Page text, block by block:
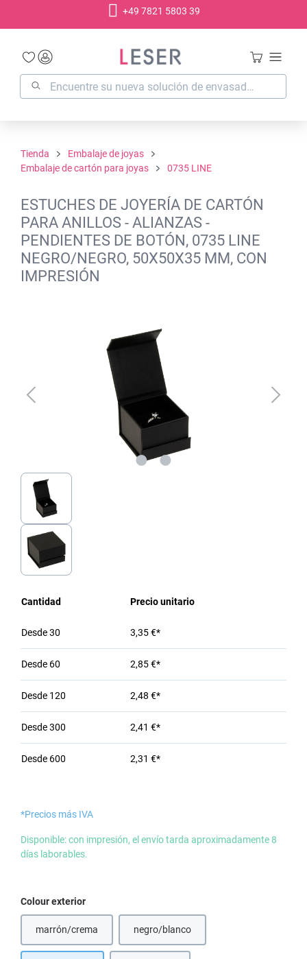
+49 7821 5803 39
Tienda
Embalaje de joyas
Embalaje de cartón para joyas
0735 LINE
ESTUCHES DE JOYERÍA DE CARTÓN
PARA ANILLOS - ALIANZAS -
PENDIENTES DE BOTÓN, 0735 LINE
NEGRO/NEGRO, 50X50X35 MM, CON
IMPRESIÓN
Cantidad Precio unitario
Desde30 3,35 €*
Desde 60 2,85 €*
Desde 120 2,48 €*
Desde300 2,41 €*
Desde 600 2,31 €*
*Precios más IVA
Disponible: con impresión, el envío tarda aproximadamente 8
días laborables.
Seleccione
Colour exterior
marrón/crema(Esta opción no está disponible en este momento.)
negro/blanco(Esta opción no está disponible en